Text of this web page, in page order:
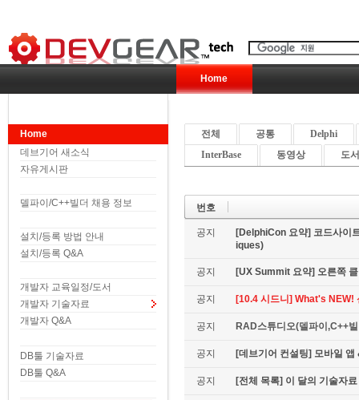
Home
Home
데브기어 새소식
자유게시판
델파이/C++빌더 채용 정보
설치/등록 방법 안내
설치/등록 Q&A
개발자 교육일정/도서
개발자 기술자료
개발자 Q&A
DB툴 기술자료
DB툴 Q&A
전체 공통
Delphi
InterBase
동영상 도
번호
공지
[DelphiCon 요약] 코드사이
iques)
공지 [UX Summit 요약] 오른쪽
공지 [10.4 시드니] What's NEW!
공지 RAD스튜디오(델파이,C++
공지 [데브기어 컨설팅] 모바일
공지 [전체 목록] 이 달의 기술자